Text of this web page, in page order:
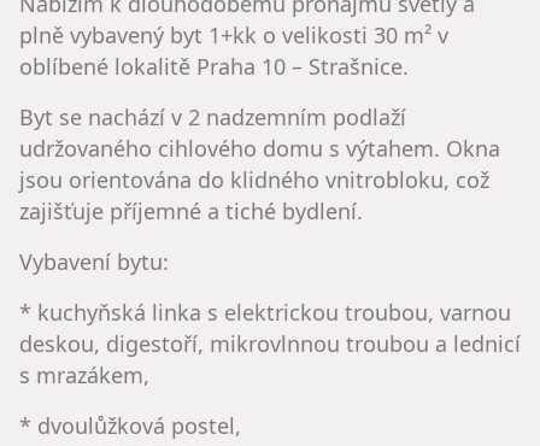
plně vybavený byt 1+kk o velikosti 30 m² v
oblíbené lokalitě Praha 10 – Strašnice.
Byt se nachází v 2 nadzemním podlaží
udržovaného cihlového domu s výtahem. Okna
jsou orientována do klidného vnitrobloku, což
zajišťuje příjemné a tiché bydlení.
Vybavení bytu:
* kuchyňská linka s elektrickou troubou, varnou
deskou, digestoří, mikrovlnnou troubou a lednicí
s mrazákem,
* dvoulůžková postel,